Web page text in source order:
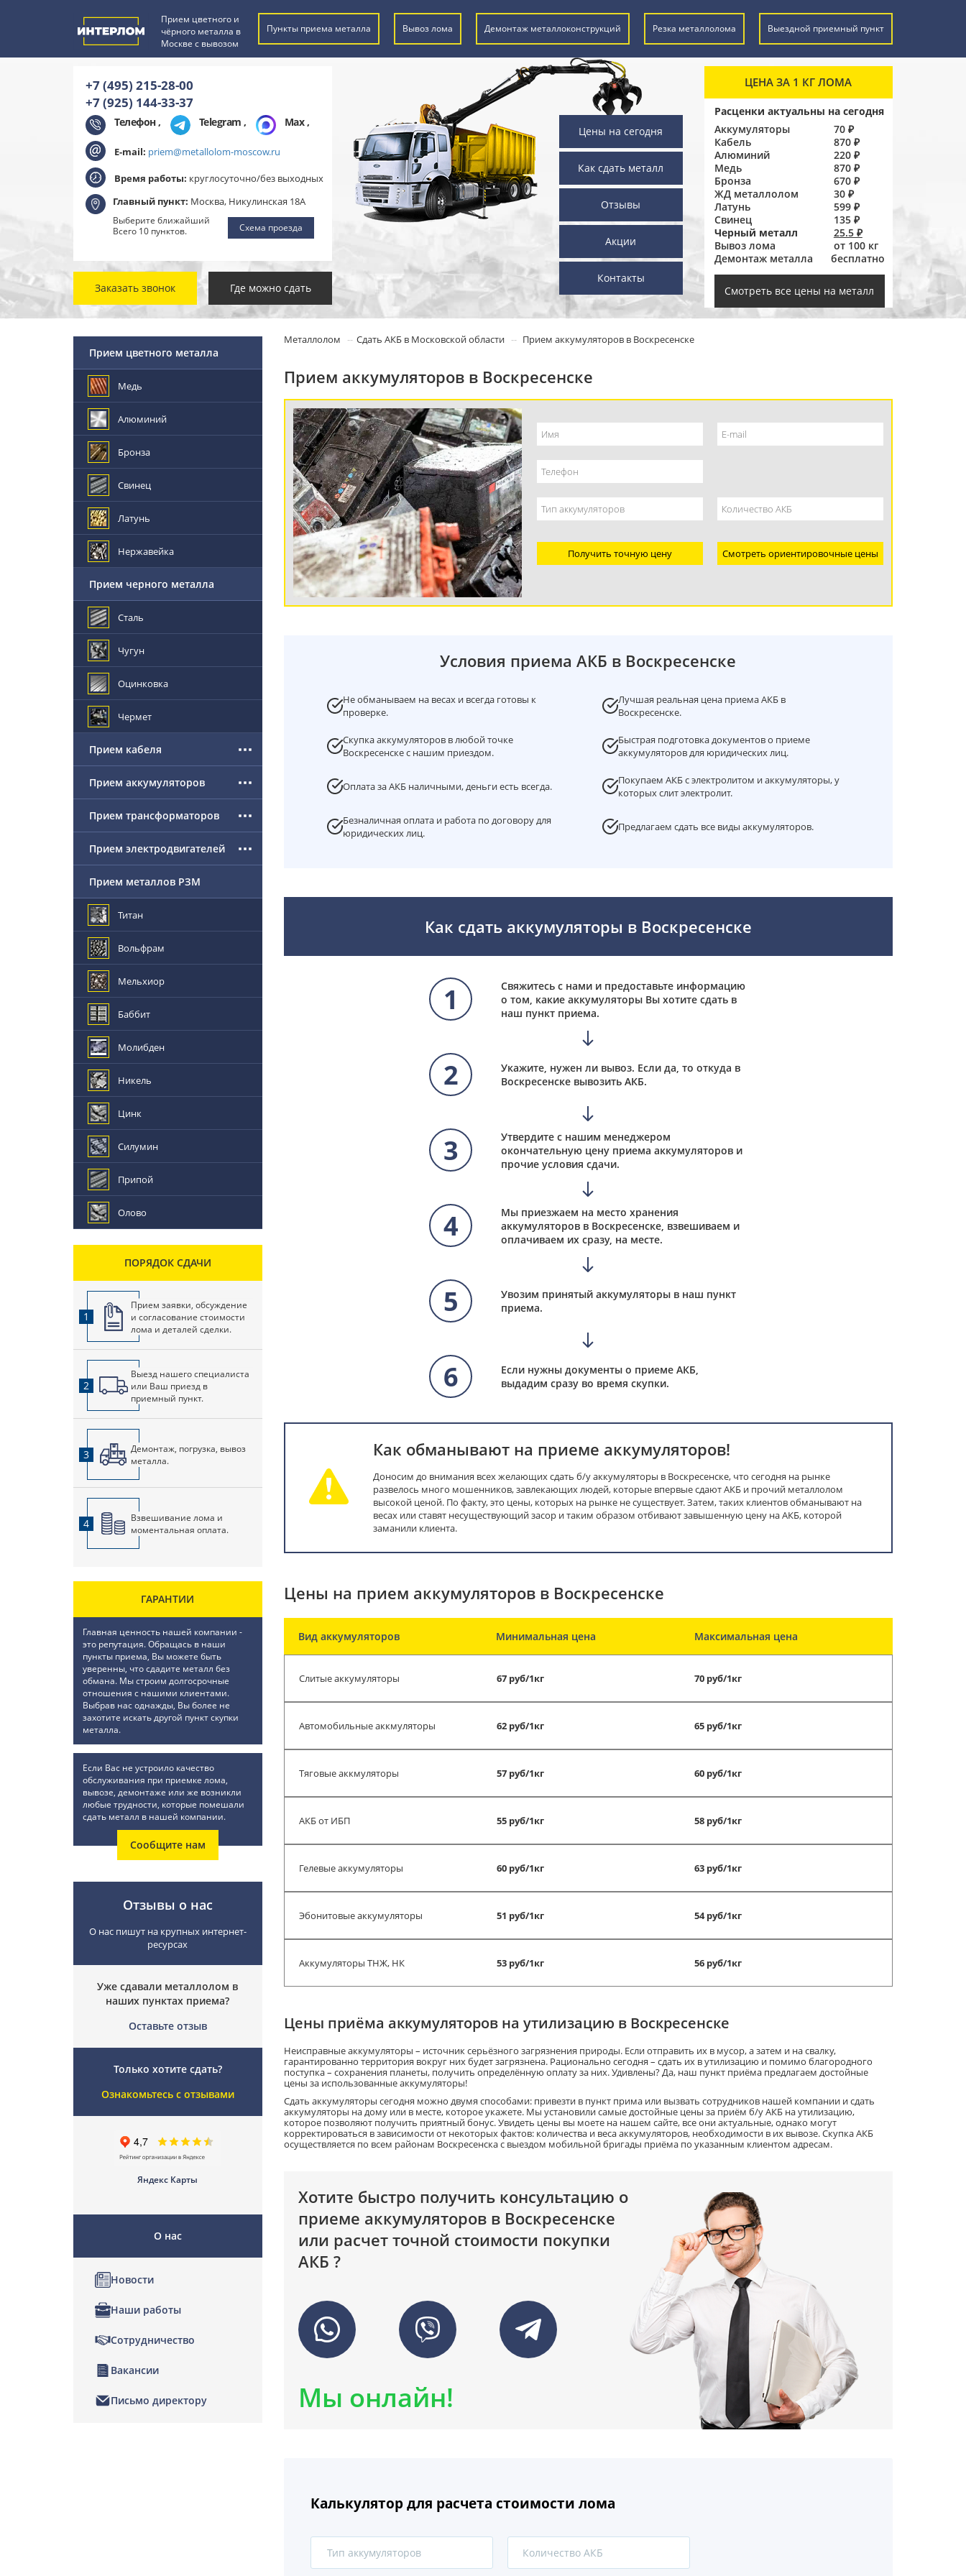
Прием цветного и
чёрного металла в
Москве с вывозом
Пункты приема металла Вывоз лома Демонтаж металлоконструкций Резка металлолома Выездной приемный пункт
+7 (495) 215-28-00
+7 (925) 144-33-37
Телефон , Telegram , Max,
E-mail: priem@metallolom-moscow.ru
Время работы: круглосуточно/без выходных
Главный пункт: Москва, Никулинская 18А
Выберите ближайший
Всего 10 пунктов.
Схема проезда
Заказать звонок Где можно сдать
ЦЕНА ЗА 1 КГ ЛОМА
Расценки актуальны на сегодня
Аккумуляторы
70 ₽
Кабель
870 ₽
Алюминий
220 ₽
Медь
870 ₽
Бронза
670 ₽
ЖД металлолом
30 ₽
Латунь
599 ₽
Свинец
135 ₽
Черный металл
25.5 ₽
Вывоз лома
от 100 кг
Демонтаж металла
бесплатно
Смотреть все цены на металл
Цены на сегодня
Как сдать металл
Отзывы
Акции
Контакты
Металлолом Сдать АКБ в Московской области Прием аккумуляторов в Воскресенске
Прием аккумуляторов в Воскресенске
Получить точную цену Смотреть ориентировочные цены
Условия приема АКБ в Воскресенске
Не обманываем на весах и всегда готовы к
проверке.
Лучшая реальная цена приема АКБ в
Воскресенске.
Скупка аккумуляторов в любой точке
Воскресенске с нашим приездом.
Быстрая подготовка документов о приеме
аккумуляторов для юридических лиц.
Оплата за АКБ наличными, деньги есть всегда.
Покупаем АКБ с электролитом и аккумуляторы, у
которых слит электролит.
Безналичная оплата и работа по договору для
юридических лиц.
Предлагаем сдать все виды аккумуляторов.
Как сдать аккумуляторы в Воскресенске
1
Свяжитесь с нами и предоставьте информацию
о том, какие аккумуляторы Вы хотите сдать в
наш пункт приема.
2
Укажите, нужен ли вывоз. Если да, то откуда в
Воскресенске вывозить АКБ.
3
Утвердите с нашим менеджером
окончательную цену приема аккумуляторов и
прочие условия сдачи.
4
Мы приезжаем на место хранения
аккумуляторов в Воскресенске, взвешиваем и
оплачиваем их сразу, на месте.
5
Увозим принятый аккумуляторы в наш пункт
приема.
6
Если нужны документы о приеме АКБ,
выдадим сразу во время скупки.
Как обманывают на приеме аккумуляторов!
Доносим до внимания всех желающих сдать б/у аккумуляторы в Воскресенске, что сегодня на рынке
развелось много мошенников, завлекающих людей, которые впервые сдают АКБ и прочий металлолом
высокой ценой. По факту, это цены, которых на рынке не существует. Затем, таких клиентов обманывают на
весах или ставят несуществующий засор и таким образом отбивают завышенную цену на АКБ, которой
заманили клиента.
Цены на прием аккумуляторов в Воскресенске
Вид аккумуляторов Минимальная цена Максимальная цена
Слитые аккумуляторы 67 руб/1кг 70 руб/1кг
Автомобильные аккмуляторы 62 руб/1кг 65 руб/1кг
Тяговые аккмуляторы 57 руб/1кг 60 руб/1кг
АКБ от ИБП 55 руб/1кг 58 руб/1кг
Гелевые аккумуляторы 60 руб/1кг 63 руб/1кг
Эбонитовые аккумуляторы 51 руб/1кг 54 руб/1кг
Аккумуляторы ТНЖ, НК 53 руб/1кг 56 руб/1кг
Цены приёма аккумуляторов на утилизацию в Воскресенске
Неисправные аккумуляторы – источник серьёзного загрязнения природы. Если отправить их в мусор, а затем и на свалку,
гарантированно территория вокруг них будет загрязнена. Рационально сегодня – сдать их в утилизацию и помимо благородного
поступка – сохранения планеты, получить определённую оплату за них. Удивлены? Да, наш пункт приёма предлагаем достойные
цены за использованные аккумуляторы!
Сдать аккумуляторы сегодня можно двумя способами: привезти в пункт прима или вызвать сотрудников нашей компании и сдать
аккумуляторы на дому или в месте, которое укажете. Мы установили самые достойные цены за приём б/у АКБ на утилизацию,
которое позволяют получить приятный бонус. Увидеть цены вы моете на нашем сайте, все они актуальные, однако могут
корректироваться в зависимости от некоторых фактов: количества и веса аккумуляторов, необходимости в их вывозе. Скупка АКБ
осуществляется по всем районам Воскресенска с выездом мобильной бригады приёма по указанным клиентом адресам.
Хотите быстро получить консультацию о
приеме аккумуляторов в Воскресенске
или расчет точной стоимости покупки
АКБ ?
Мы онлайн!
Калькулятор для расчета стоимости лома
Тип аккумуляторов
Прием цветного металла
Медь
Алюминий
Бронза
Свинец
Латунь
Нержавейка
Прием черного металла
Сталь
Чугун
Оцинковка
Чермет
Прием кабеля
Прием аккумуляторов
Прием трансформаторов
Прием электродвигателей
Прием металлов РЗМ
Титан
Вольфрам
Мельхиор
Баббит
Молибден
Никель
Цинк
Силумин
Припой
Олово
ПОРЯДОК СДАЧИ
1
Прием заявки, обсуждение
и согласование стоимости
лома и деталей сделки.
2
Выезд нашего специалиста
или Ваш приезд в
приемный пункт.
3
Демонтаж, погрузка, вывоз
металла.
4
Взвешивание лома и
моментальная оплата.
ГАРАНТИИ
Главная ценность нашей компании -
это репутация. Обращась в наши
пункты приема, Вы можете быть
уверенны, что сдадите металл без
обмана. Мы строим долгосрочные
отношения с нашими клиентами.
Выбрав нас однажды, Вы более не
захотите искать другой пункт скупки
металла.
Если Вас не устроило качество
обслуживания при приемке лома,
вывозе, демонтаже или же возникли
любые трудности, которые помешали
сдать металл в нашей компании.
Сообщите нам
Отзывы о нас
О нас пишут на крупных интернет-
ресурсах
Уже сдавали металлолом в
наших пунктах приема?
Оставьте отзыв
Только хотите сдать?
Ознакомьтесь с отзывами
Яндекс Карты
О нас
Новости
Наши работы
Сотрудничество
Вакансии
Письмо директору